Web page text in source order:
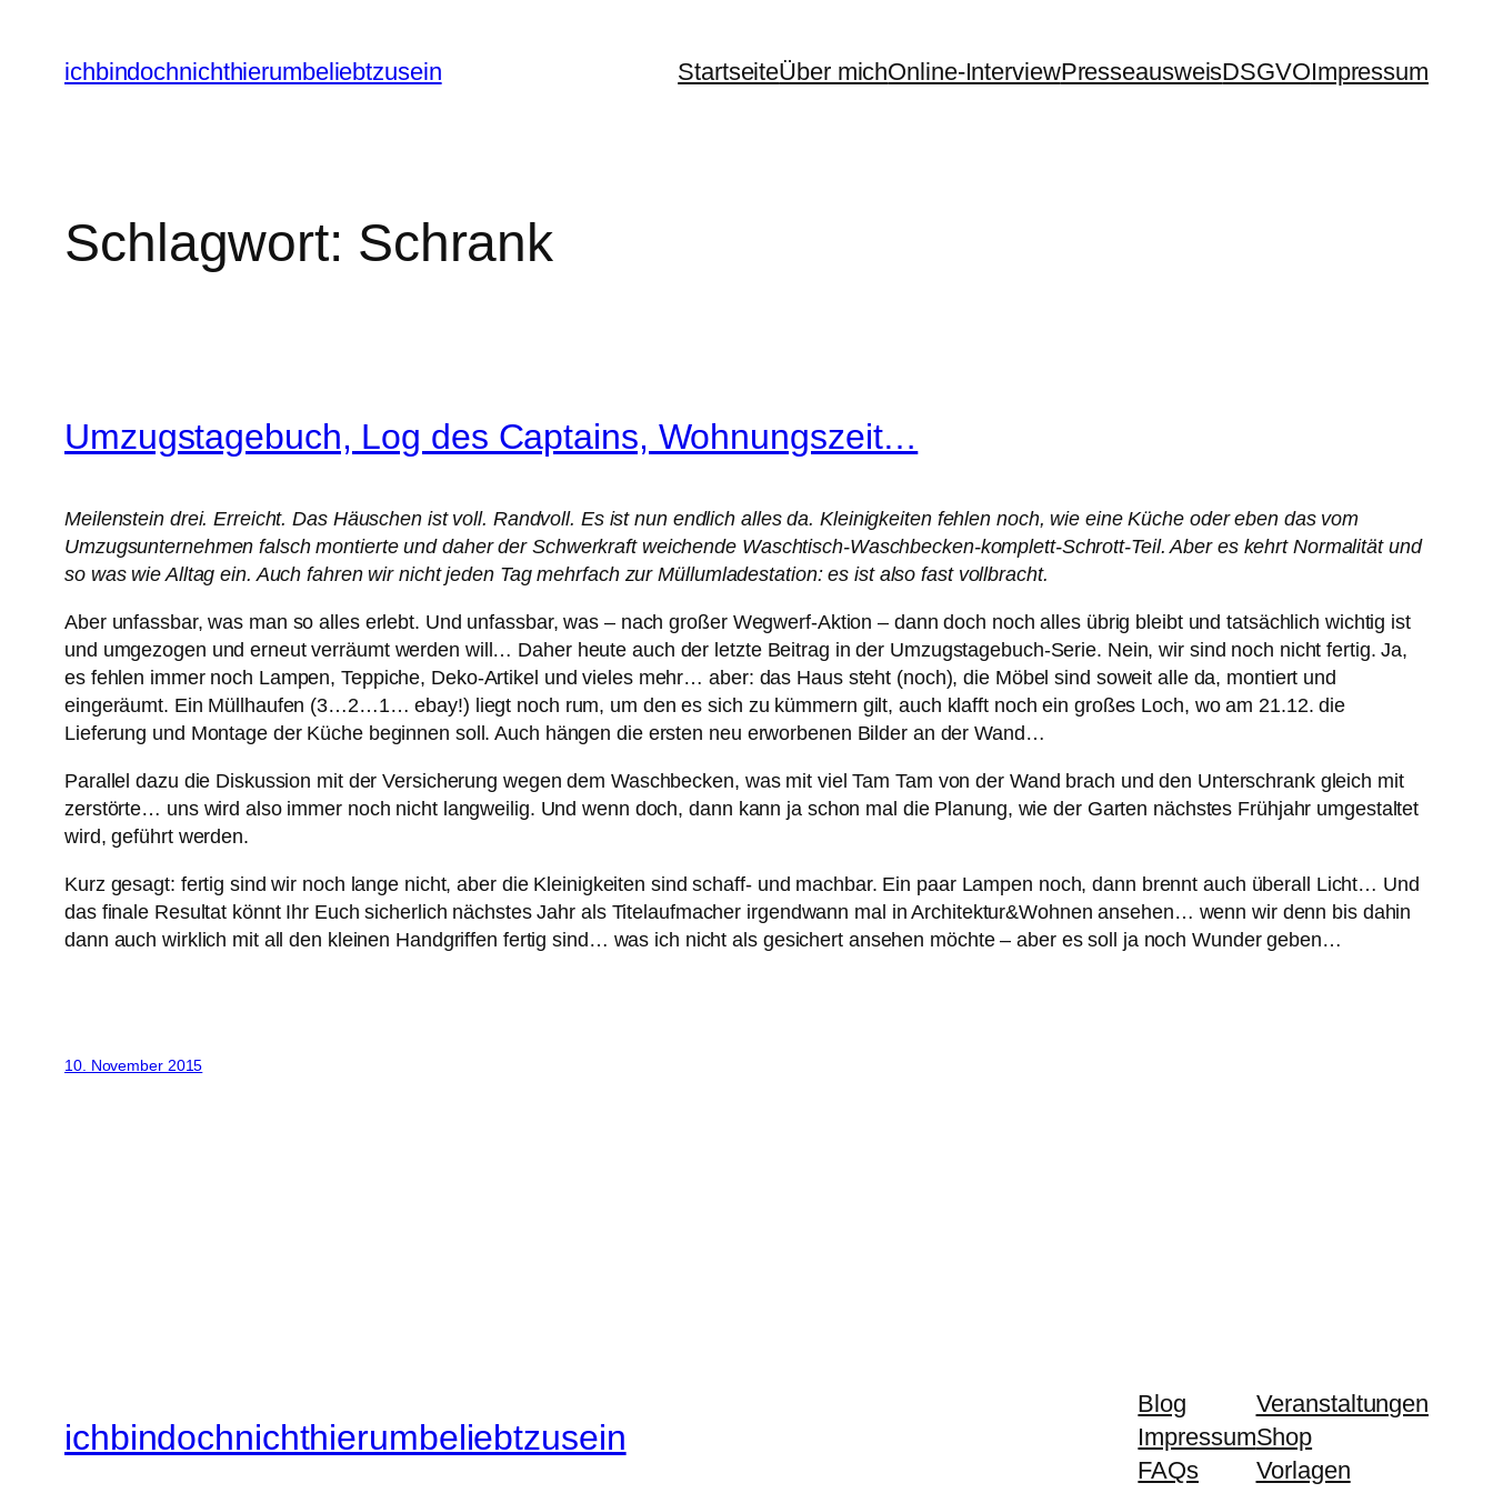
Inhalt
springen
ichbindochnichthierumbeliebtzusein StartseiteÜber michOnline-InterviewPresseausweisDSGVOImpressum
Schlagwort: Schrank
Umzugstagebuch, Log des Captains, Wohnungszeit…
Meilenstein drei. Erreicht. Das Häuschen ist voll. Randvoll. Es ist nun endlich alles da. Kleinigkeiten fehlen noch, wie eine Küche oder eben das vom
Umzugsunternehmen falsch montierte und daher der Schwerkraft weichende Waschtisch-Waschbecken-komplett-Schrott-Teil. Aber es kehrt Normalität und
so was wie Alltag ein. Auch fahren wir nicht jeden Tag mehrfach zur Müllumladestation: es ist also fast vollbracht.
Aber unfassbar, was man so alles erlebt. Und unfassbar, was – nach großer Wegwerf-Aktion – dann doch noch alles übrig bleibt und tatsächlich wichtig ist
und umgezogen und erneut verräumt werden will… Daher heute auch der letzte Beitrag in der Umzugstagebuch-Serie. Nein, wir sind noch nicht fertig. Ja,
es fehlen immer noch Lampen, Teppiche, Deko-Artikel und vieles mehr… aber: das Haus steht (noch), die Möbel sind soweit alle da, montiert und
eingeräumt. Ein Müllhaufen (3…2…1… ebay!) liegt noch rum, um den es sich zu kümmern gilt, auch klafft noch ein großes Loch, wo am 21.12. die
Lieferung und Montage der Küche beginnen soll. Auch hängen die ersten neu erworbenen Bilder an der Wand…
Parallel dazu die Diskussion mit der Versicherung wegen dem Waschbecken, was mit viel Tam Tam von der Wand brach und den Unterschrank gleich mit
zerstörte… uns wird also immer noch nicht langweilig. Und wenn doch, dann kann ja schon mal die Planung, wie der Garten nächstes Frühjahr umgestaltet
wird, geführt werden.
Kurz gesagt: fertig sind wir noch lange nicht, aber die Kleinigkeiten sind schaff- und machbar. Ein paar Lampen noch, dann brennt auch überall Licht… Und
das finale Resultat könnt Ihr Euch sicherlich nächstes Jahr als Titelaufmacher irgendwann mal in Architektur&Wohnen ansehen… wenn wir denn bis dahin
dann auch wirklich mit all den kleinen Handgriffen fertig sind… was ich nicht als gesichert ansehen möchte – aber es soll ja noch Wunder geben…
10. November 2015
ichbindochnichthierumbeliebtzusein
Blog
Impressum
FAQs
Veranstaltungen
Shop
Vorlagen